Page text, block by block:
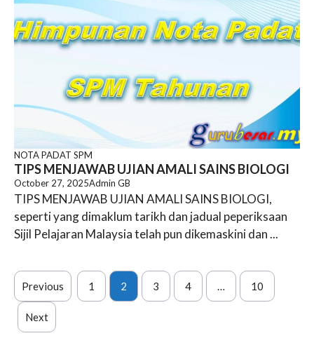
NOTA PADAT SPM
TIPS MENJAWAB UJIAN AMALI SAINS BIOLOGI
October 27, 2025Admin GB
TIPS MENJAWAB UJIAN AMALI SAINS BIOLOGI,
seperti yang dimaklum tarikh dan jadual peperiksaan
Sijil Pelajaran Malaysia telah pun dikemaskini dan ...
Previous 1 2 3 4 … 10
Next